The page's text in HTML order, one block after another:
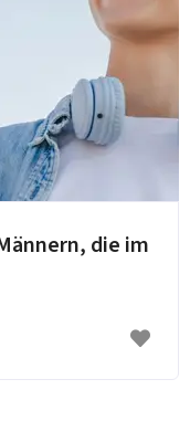
die im